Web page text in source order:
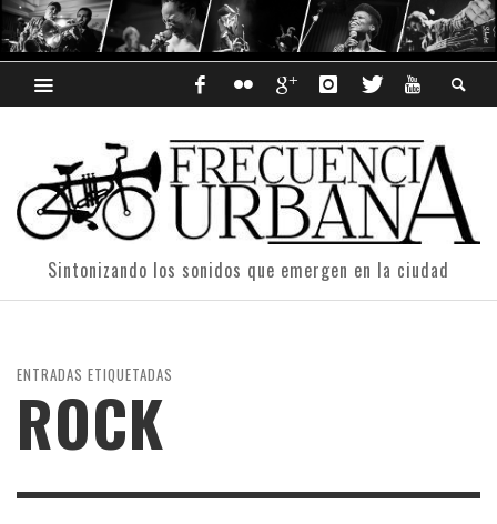
Sintonizando los sonidos que emergen en la ciudad
ENTRADAS ETIQUETADAS
ROCK